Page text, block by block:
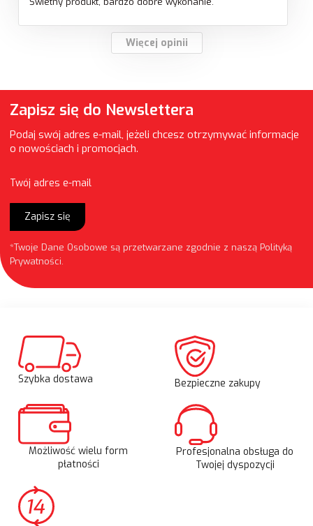
Więcej opinii
Zapisz się do Newslettera
Podaj swój adres e-mail, jeżeli chcesz otrzymywać informacje
o nowościach i promocjach.
Twój adres e-mail
Zapisz się
*Twoje Dane Osobowe są przetwarzane zgodnie z naszą Polityką
Prywatności.
Szybka dostawa Bezpieczne zakupy
Możliwość wielu form
płatności
Profesjonalna obsługa do
Twojej dyspozycji